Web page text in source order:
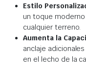
Estilo
un toque
cualquier terreno.
Aumenta la
anclaje
en el lecho de la